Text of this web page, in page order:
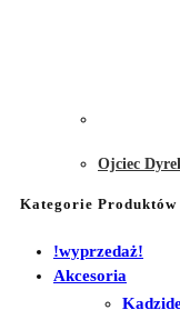
Ojciec
Kategorie Produktów
!wyprzedaż!
Akcesoria